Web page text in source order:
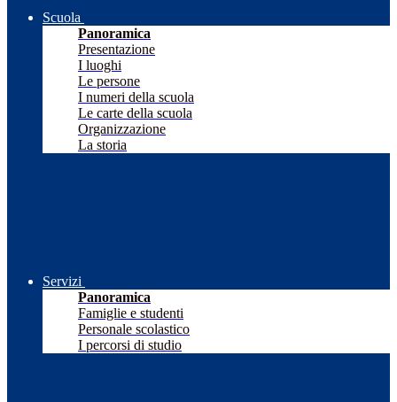
Scuola
Panoramica
Presentazione
I luoghi
Le persone
I numeri della scuola
Le carte della scuola
Organizzazione
La storia
Servizi
Panoramica
Famiglie e studenti
Personale scolastico
I percorsi di studio